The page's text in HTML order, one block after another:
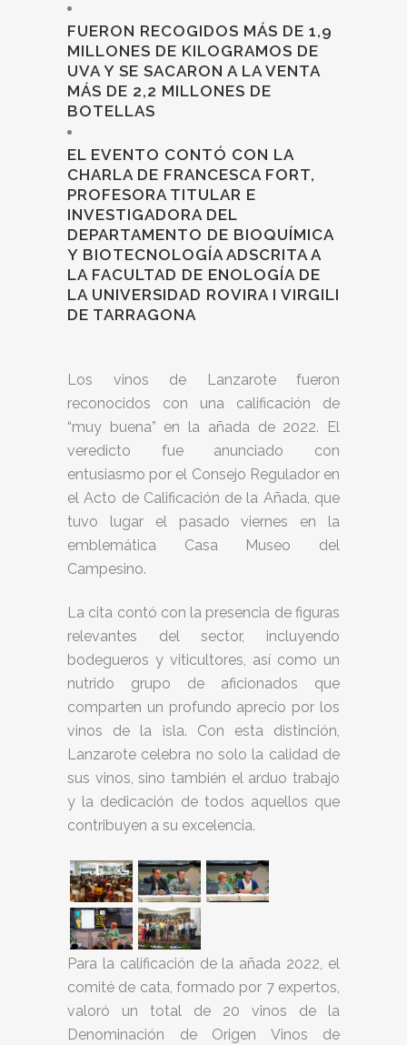
FUERON RECOGIDOS MÁS DE 1,9
MILLONES DE KILOGRAMOS DE
UVA Y SE SACARON A LA VENTA
MÁS DE 2,2 MILLONES DE
BOTELLAS
EL EVENTO CONTÓ CON LA
CHARLA DE FRANCESCA FORT,
PROFESORA TITULAR E
INVESTIGADORA DEL
DEPARTAMENTO DE BIOQUÍMICA
Y BIOTECNOLOGÍA ADSCRITA A
LA FACULTAD DE ENOLOGÍA DE
LA UNIVERSIDAD ROVIRA I VIRGILI
DE TARRAGONA
Los vinos de Lanzarote fueron
reconocidos con una calificación de
“muy buena” en la añada de 2022. El
veredicto fue anunciado con
entusiasmo por el Consejo Regulador en
el Acto de Calificación de la Añada, que
tuvo lugar el pasado viernes en la
emblemática Casa Museo del
Campesino.
La cita contó con la presencia de figuras
relevantes del sector, incluyendo
bodegueros y viticultores, así como un
nutrido grupo de aficionados que
comparten un profundo aprecio por los
vinos de la isla. Con esta distinción,
Lanzarote celebra no solo la calidad de
sus vinos, sino también el arduo trabajo
y la dedicación de todos aquellos que
contribuyen a su excelencia.
Para la calificación de la añada 2022, el
comité de cata, formado por 7 expertos,
valoró un total de 20 vinos de la
Denominación de Origen Vinos de